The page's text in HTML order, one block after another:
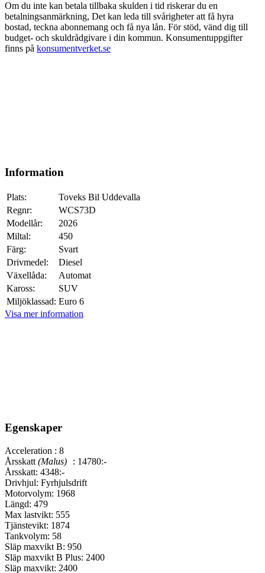
Om du inte kan betala tillbaka skulden i tid riskerar du en
betalningsanmärkning, Det kan leda till svårigheter att få hyra
bostad, teckna abonnemang och få nya lån. För stöd, vänd dig till
budget- och skuldrådgivare i din kommun. Konsumentuppgifter
finns på konsumentverket.se
Information
Plats:
Toveks Bil Uddevalla
Regnr:
WCS73D
Modellår:
2026
Miltal:
450
Färg:
Svart
Drivmedel:
Diesel
Växellåda:
Automat
Kaross:
SUV
Miljöklassad: Euro 6
Visa mer information
Egenskaper
Acceleration : 8
Årsskatt (Malus) : 14780:-
Årsskatt: 4348:-
Drivhjul: Fyrhjulsdrift
Motorvolym: 1968
Längd: 479
Max lastvikt: 555
Tjänstevikt: 1874
Tankvolym: 58
Släp maxvikt B: 950
Släp maxvikt B Plus: 2400
Släp maxvikt: 2400